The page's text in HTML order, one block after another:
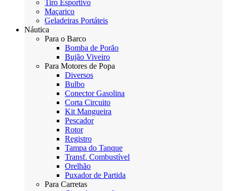
Tiro Esportivo
Maçarico
Geladeiras Portáteis
Náutica
Para o Barco
Bomba de Porão
Bujão Viveiro
Para Motores de Popa
Diversos
Bulbo
Conector Gasolina
Corta Circuito
Kit Mangueira
Pescador
Rotor
Registro
Tampa do Tanque
Transf. Combustível
Orelhão
Puxador de Partida
Para Carretas